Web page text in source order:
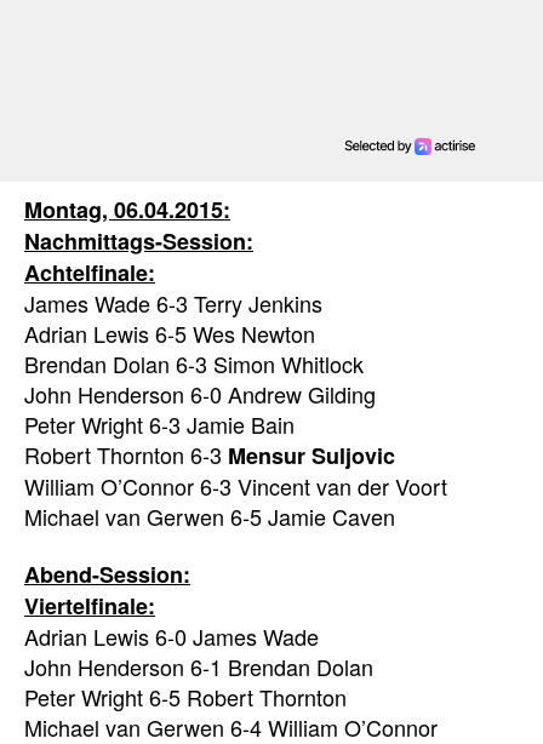
Montag, 06.04.2015:
Nachmittags-Session:
Achtelfinale:
James Wade 6-3 Terry Jenkins
Adrian Lewis 6-5 Wes Newton
Brendan Dolan 6-3 Simon Whitlock
John Henderson 6-0 Andrew Gilding
Peter Wright 6-3 Jamie Bain
Robert Thornton 6-3 Mensur Suljovic
William O’Connor 6-3 Vincent van der Voort
Michael van Gerwen 6-5 Jamie Caven
Abend-Session:
Viertelfinale:
Adrian Lewis 6-0 James Wade
John Henderson 6-1 Brendan Dolan
Peter Wright 6-5 Robert Thornton
Michael van Gerwen 6-4 William O’Connor